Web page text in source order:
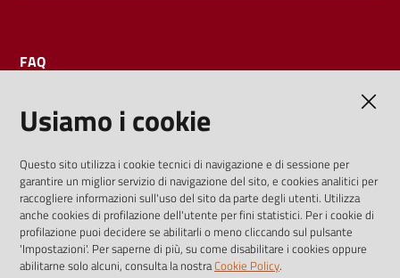
FAQ
I dati personali pubblicati sono riutilizzabili solo alle condizioni
previste dalla direttiva comunitaria 2003/98/CE e dal d.lgs.
36/2006
Usiamo i cookie
Questo sito utilizza i cookie tecnici di navigazione e di sessione per
garantire un miglior servizio di navigazione del sito, e cookies analitici per
raccogliere informazioni sull'uso del sito da parte degli utenti. Utilizza
anche cookies di profilazione dell'utente per fini statistici. Per i cookie di
profilazione puoi decidere se abilitarli o meno cliccando sul pulsante
'Impostazioni'. Per saperne di più, su come disabilitare i cookies oppure
abilitarne solo alcuni, consulta la nostraCookie Policy.